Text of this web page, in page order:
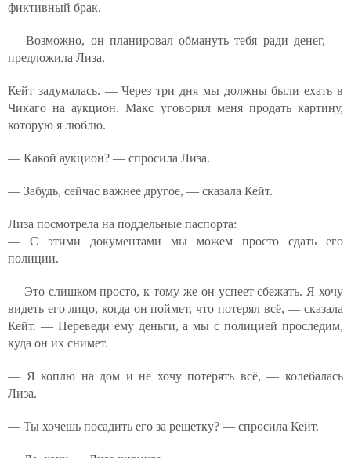
фиктивный брак.
— Возможно, он планировал обмануть тебя ради денег, —
предложила Лиза.
Кейт задумалась. — Через три дня мы должны были ехать в
Чикаго на аукцион. Макс уговорил меня продать картину,
которую я люблю.
— Какой аукцион? — спросила Лиза.
— Забудь, сейчас важнее другое, — сказала Кейт.
Лиза посмотрела на поддельные паспорта:
— С этими документами мы можем просто сдать его
полиции.
— Это слишком просто, к тому же он успеет сбежать. Я хочу
видеть его лицо, когда он поймет, что потерял всё, — сказала
Кейт. — Переведи ему деньги, а мы с полицией проследим,
куда он их снимет.
— Я коплю на дом и не хочу потерять всё, — колебалась
Лиза.
— Ты хочешь посадить его за решетку? — спросила Кейт.